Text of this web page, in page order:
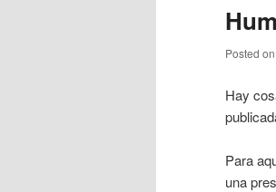
Posted on
Hay
Para
una